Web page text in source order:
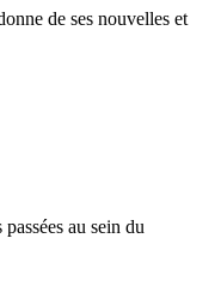
de ses nouvelles et
au sein du